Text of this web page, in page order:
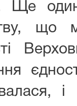
Ще
що